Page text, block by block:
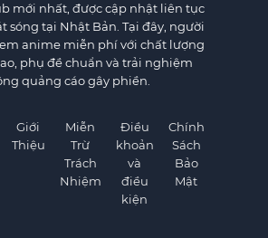
mới nhất, được cập nhật liên tục
sóng tại Nhật Bản. Tại đây, người
anime miễn phí với chất lượng
phụ đề chuẩn và trải nghiệm
quảng cáo gây phiền.
Giới
Thiệu
Miễn
Trừ
Trách
Nhiệm
Điều
khoản
và
điều
kiện
Chính
Sách
Bảo
Mật